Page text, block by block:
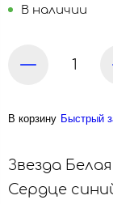
В наличии
В корзину Быстрый
Звезда
Сердце